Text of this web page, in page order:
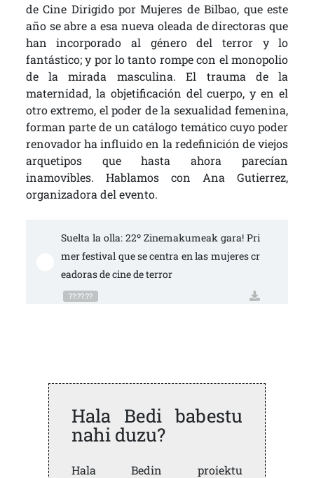
de Cine Dirigido por Mujeres de Bilbao, que este
año se abre a esa nueva oleada de directoras que
han incorporado al género del terror y lo
fantástico; y por lo tanto rompe con el monopolio
de la mirada masculina. El trauma de la
maternidad, la objetificación del cuerpo, y en el
otro extremo, el poder de la sexualidad femenina,
forman parte de un catálogo temático cuyo poder
renovador ha influido en la redefinición de viejos
arquetipos que hasta ahora parecían
inamovibles. Hablamos con Ana Gutierrez,
organizadora del evento.
Suelta la olla: 22º Zinemakumeak gara! Pri
mer festival que se centra en las mujeres cr
eadoras de cine de terror
??:??:??
Hala Bedi babestu
nahi duzu?
Hala Bedin proiektu